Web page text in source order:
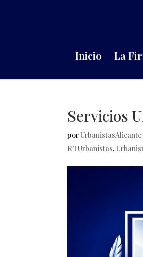
Inicio La
Servicios
porUrbanistasAlicante
RTUrbanistas,